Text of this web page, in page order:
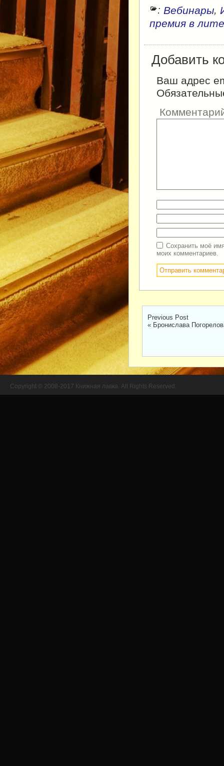
: Вебинары,
премия в
Добавить
Ваш адрес
Сохранить моё
моих комментариев.
Previous Post
« Бронислава
Copyright © 2008-2017 Книжная лавка. All Rights Reserved.